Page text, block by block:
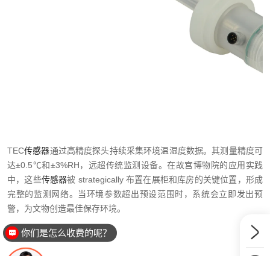
TEC传感器通过高精度探头持续采集环境温湿度数据。其测量精度可
达±0.5℃和±3%RH，远超传统监测设备。在故宫博物院的应用实践
中，这些传感器被 strategically 布置在展柜和库房的关键位置，形成
完整的监测网络。当环境参数超出预设范围时，系统会立即发出预
警，为文物创造最佳保存环境。
预防性保护新突破
你们是怎么收费的呢？